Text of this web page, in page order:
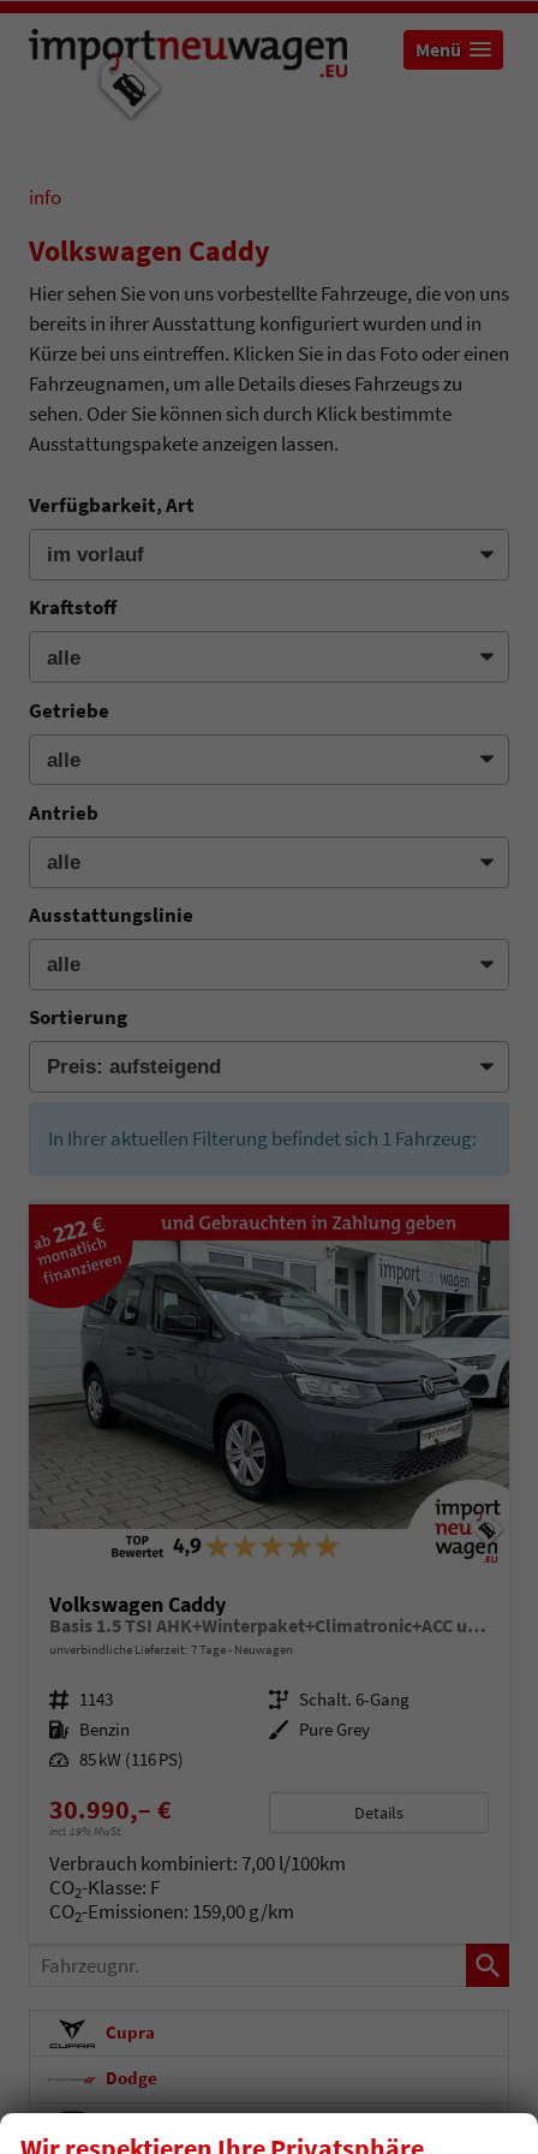
Menü
info
Volkswagen Caddy
Hier sehen Sie von uns vorbestellte Fahrzeuge, die von uns
bereits in ihrer Ausstattung konfiguriert wurden und in
Kürze bei uns eintreffen. Klicken Sie in das Foto oder einen
Fahrzeugnamen, um alle Details dieses Fahrzeugs zu
sehen. Oder Sie können sich durch Klick bestimmte
Ausstattungspakete anzeigen lassen.
Verfügbarkeit, Art
Kraftstoff
Getriebe
Antrieb
Ausstattungslinie
Sortierung
In Ihrer aktuellen Filterung befindet sich 1Fahrzeug:
Volkswagen Caddy
Basis 1.5 TSI AHK+Winterpaket+Climatronic+ACC uvm!
unverbindliche Lieferzeit: 7 Tage Neuwagen
Fahrzeugnr. 1143 Getriebe Schalt. 6-Gang
Kraftstoff Benzin Außenfarbe Pure Grey
Leistung 85 kW (116 PS)
30.990,– €
incl. 19% MwSt.
Details
Verbrauch kombiniert: 7,00 l/100km
CO2-Klasse: F
CO2-Emissionen: 159,00 g/km
Fahrzeugnr.
Cupra
Dodge